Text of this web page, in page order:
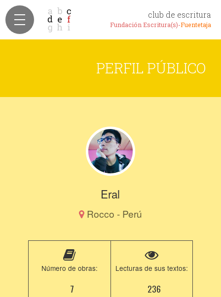
club de escritura
Fundación Escritura(s)-Fuentetaja
PERFIL PÚBLICO
Eral
Rocco - Perú
Número de obras:
7
Lecturas de sus textos:
236